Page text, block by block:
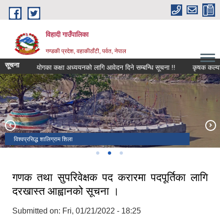
Skip to main content
विहादी गाउँपालिका
गण्डकी प्रदेश, वहाकीठाँटी, पर्वत, नेपाल
सूचनाआयोगका कक्षा अध्ययनको लागि आवेदन दिने सम्बन्धि सूचना !! कृषक
विहादी गाउँपालिकाको प्रशासकीय भवन र सभाहल
विश्वप्रसिद्ध शालिग्राम शिला
कार्यालय परिसर
गणक तथा सुपरिवेक्षक पद करारमा पदपूर्तिका लागि
दरखास्त आह्वानको सूचना ।
Submitted on: Fri, 01/21/2022 - 18:25